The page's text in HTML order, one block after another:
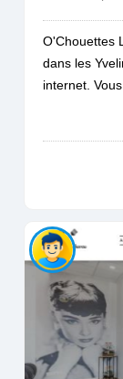
O'Chouettes
dans les
internet.